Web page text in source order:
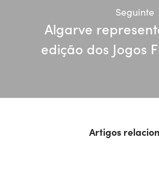
Seguinte
Algarve
edição dos Jogos
Artigos